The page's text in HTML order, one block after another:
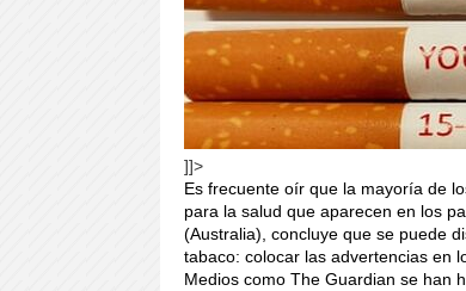
]]>
Es frecuente oír que la mayoría de
para la salud que aparecen en los
(Australia), concluye que se puede
tabaco: colocar las advertencias en
Medios como The Guardian se han